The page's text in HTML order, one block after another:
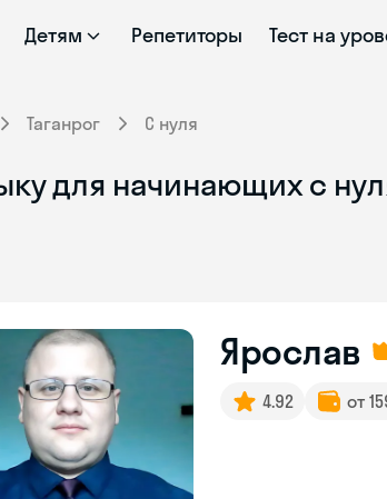
Детям Репетиторы Тест на
Таганрог С нуля
для начинающих с
Ярослав
4.92 от